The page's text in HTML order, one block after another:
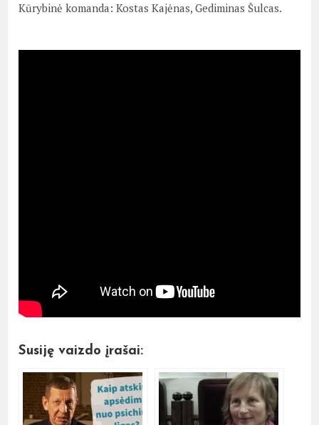
Kūrybinė komanda: Kostas Kajėnas, Gediminas Šulcas.
Susiję vaizdo įrašai: